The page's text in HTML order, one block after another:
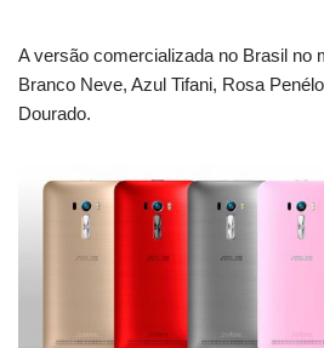
A versão comercializada no Brasil no
Branco Neve, Azul Tifani, Rosa
Dourado.